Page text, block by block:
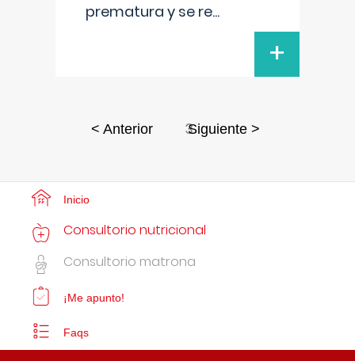
prematura y se re...
+
< Anterior 3Siguiente >
Inicio
Consultorio nutricional
Consultorio matrona
¡Me apunto!
Faqs